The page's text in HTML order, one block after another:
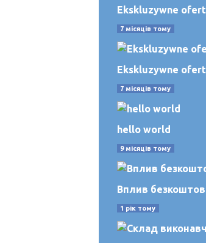
Ekskluzywne
7 місяців тому
Ekskluzywne
7 місяців тому
hello world
9 місяців тому
Вплив
1 рік тому